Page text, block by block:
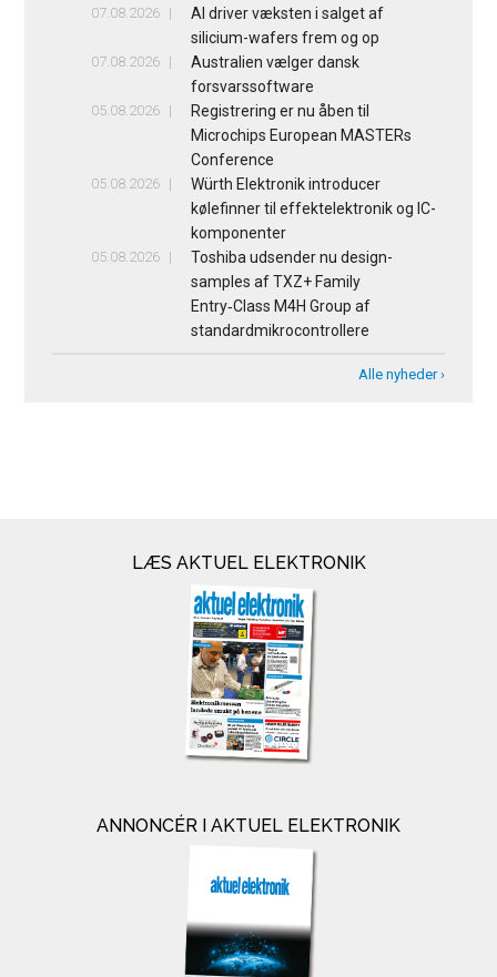
07.08.2026
AI driver væksten i salget af
silicium-wafers frem og op
07.08.2026
Australien vælger dansk
forsvarssoftware
05.08.2026
Registrering er nu åben til
Microchips European MASTERs
Conference
05.08.2026
Würth Elektronik introducer
kølefinner til effektelektronik og IC-
komponenter
05.08.2026
Toshiba udsender nu design-
samples af TXZ+ Family
Entry‑Class M4H Group af
standardmikrocontrollere
Alle nyheder ›
LÆS AKTUEL ELEKTRONIK
ANNONCÉR I AKTUEL ELEKTRONIK